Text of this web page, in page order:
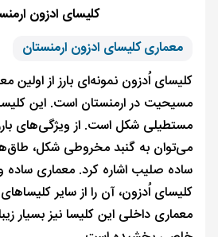
کلیسای ادزون
معماری کلیسای ادزون ارمنستان
کلیسای اُدزون نمونه‌ای بارز از اولین
مسیحیت در ارمنستان است. این
مستطیلی شکل است. از ویژگی‌های
می‌توان به گنبد مخروطی شکل،
ساده صلیب اشاره کرد. معماری ساده
کلیسای اُدزون، آن را از سایر
معماری داخلی این کلیسا نیز بسیار